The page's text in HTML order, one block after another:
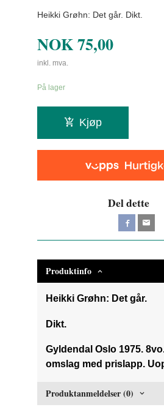
Heikki Grøhn: Det går. Dikt.
NOK75,00
inkl. mva.
På lager
Kjøp
Del dette
Produktinfo
Heikki Grøhn: Det går.
Dikt.
Gyldendal Oslo 1975.
omslag med prislapp.
Produktanmeldelser (0)